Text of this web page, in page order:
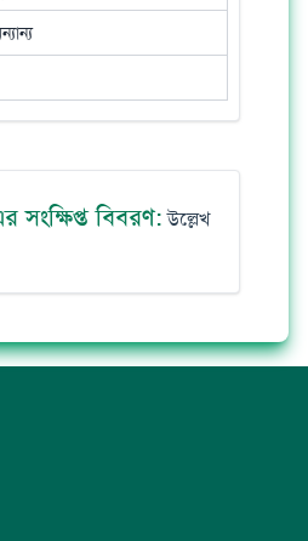
সংক্ষিপ্ত বিবরণ:উল্লেখ